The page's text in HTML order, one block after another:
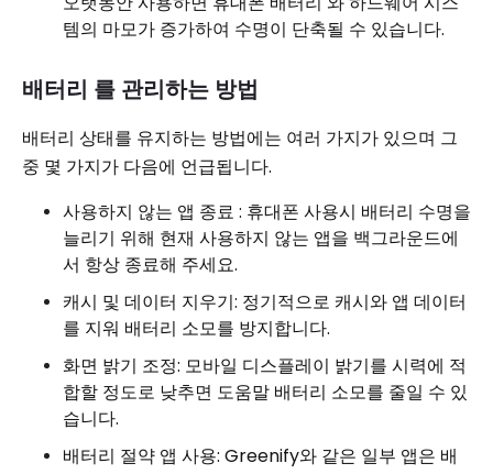
템의 마모가 증가하여 수명이 단축될 수 있습니다.
배터리 를 관리하는 방법
배터리 상태를 유지하는 방법에는 여러 가지가 있으며 그
중 몇 가지가 다음에 언급됩니다.
사용하지 않는 앱 종료 : 휴대폰 사용시 배터리 수명을
늘리기 위해 현재 사용하지 않는 앱을 ​​백그라운드에
서 항상 종료해 주세요.
캐시 및 데이터 지우기: 정기적으로 캐시와 앱 데이터
를 지워 배터리 소모를 방지합니다.
화면 밝기 조정: 모바일 디스플레이 밝기를 시력에 적
합할 정도로 낮추면 도움말 배터리 소모를 줄일 수 있
습니다.
배터리 절약 앱 사용: Greenify와 같은 일부 앱은 배